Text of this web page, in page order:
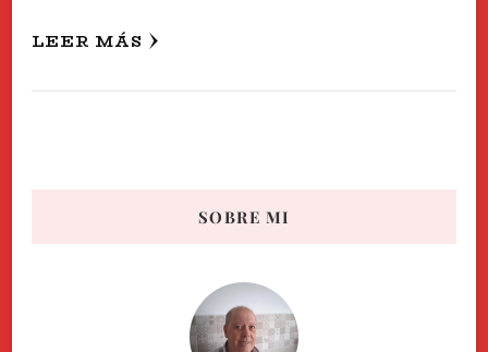
LEER MÁS
SOBRE MI